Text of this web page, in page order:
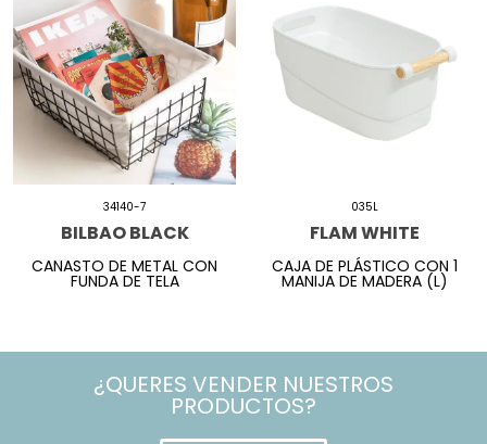
34140-7
BILBAO BLACK
CANASTO DE METAL CON
FUNDA DE TELA
035L
FLAM WHITE
CAJA DE PLÁSTICO CON 1
MANIJA DE MADERA (L)
¿QUERES VENDER NUESTROS
PRODUCTOS?